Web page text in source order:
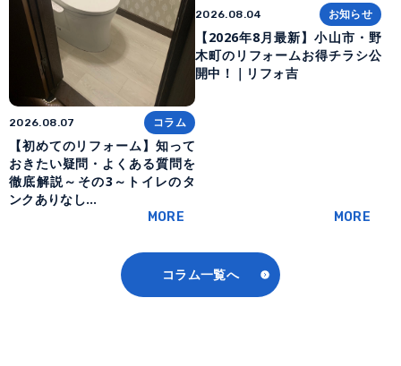
2026.08.07 コラム
【初めてのリフォーム】知って
おきたい疑問・よくある質問を
徹底解説～その3～トイレのタ
ンクありなし…
MORE
2026.08.04 お知らせ
【2026年8月最新】小山市・野
木町のリフォームお得チラシ公
開中！｜リフォ吉
MORE
コラム一覧へ